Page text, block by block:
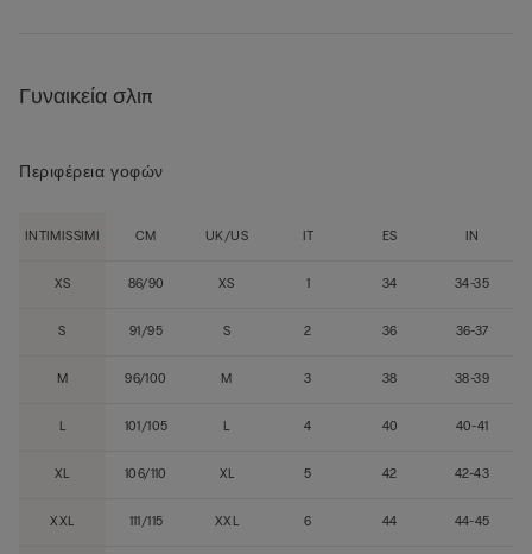
Γυναικεία σλιπ
Περιφέρεια γοφών
INTIMISSIMI CM UK/US IT ES IN
XS 86/90 XS 1 34 34-35
S 91/95 S 2 36 36-37
M 96/100 M 3 38 38-39
L 101/105 L 4 40 40-41
XL 106/110 XL 5 42 42-43
XXL 111/115 XXL 6 44 44-45